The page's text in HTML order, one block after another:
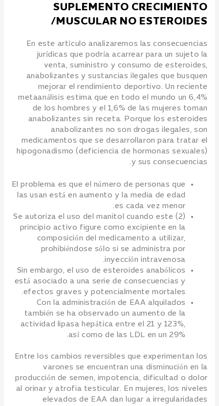
SUPLEMENTO CRECIMIENTO
MUSCULAR NO ESTEROIDES/
En este artículo analizaremos las consecuencias
jurídicas que podría acarrear para un sujeto la
venta, suministro y consumo de esteroides,
anabolizantes y sustancias ilegales que busquen
mejorar el rendimiento deportivo. Un reciente
metaanálisis estima que en todo el mundo un 6,4%
de los hombres y el 1,6% de las mujeres toman
anabolizantes sin receta. Porque los esteroides
anabolizantes no son drogas ilegales, son
medicamentos que se desarrollaron para tratar el
hipogonadismo (deficiencia de hormonas sexuales)
y sus consecuencias.
El problema es que el número de personas que
las usan está en aumento y la media de edad
es cada vez menor.
(2) Se autoriza el uso del manitol cuando este
principio activo figure como excipiente en la
composición del medicamento a utilizar,
prohibiéndose sólo si se administra por
inyección intravenosa.
Sin embargo, el uso de esteroides anabólicos
está asociado a una serie de consecuencias y
efectos graves y potencialmente mortales.
Con la administración de EAA alquilados
también se ha observado un aumento de la
actividad lipasa hepática entre el 21 y 123%,
así como de las LDL en un 29%.
Entre los cambios reversibles que experimentan los
varones se encuentran una disminución en la
producción de semen, impotencia, dificultad o dolor
al orinar y atrofia testicular. En mujeres, los niveles
elevados de EAA dan lugar a irregularidades